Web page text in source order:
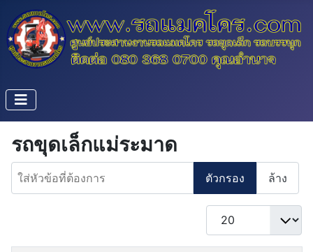
รถขุดเล็กแม่ระมาด
ใส่หัวข้อที่ต้องการ
ตัวกรอง ล้าง
แสดง #